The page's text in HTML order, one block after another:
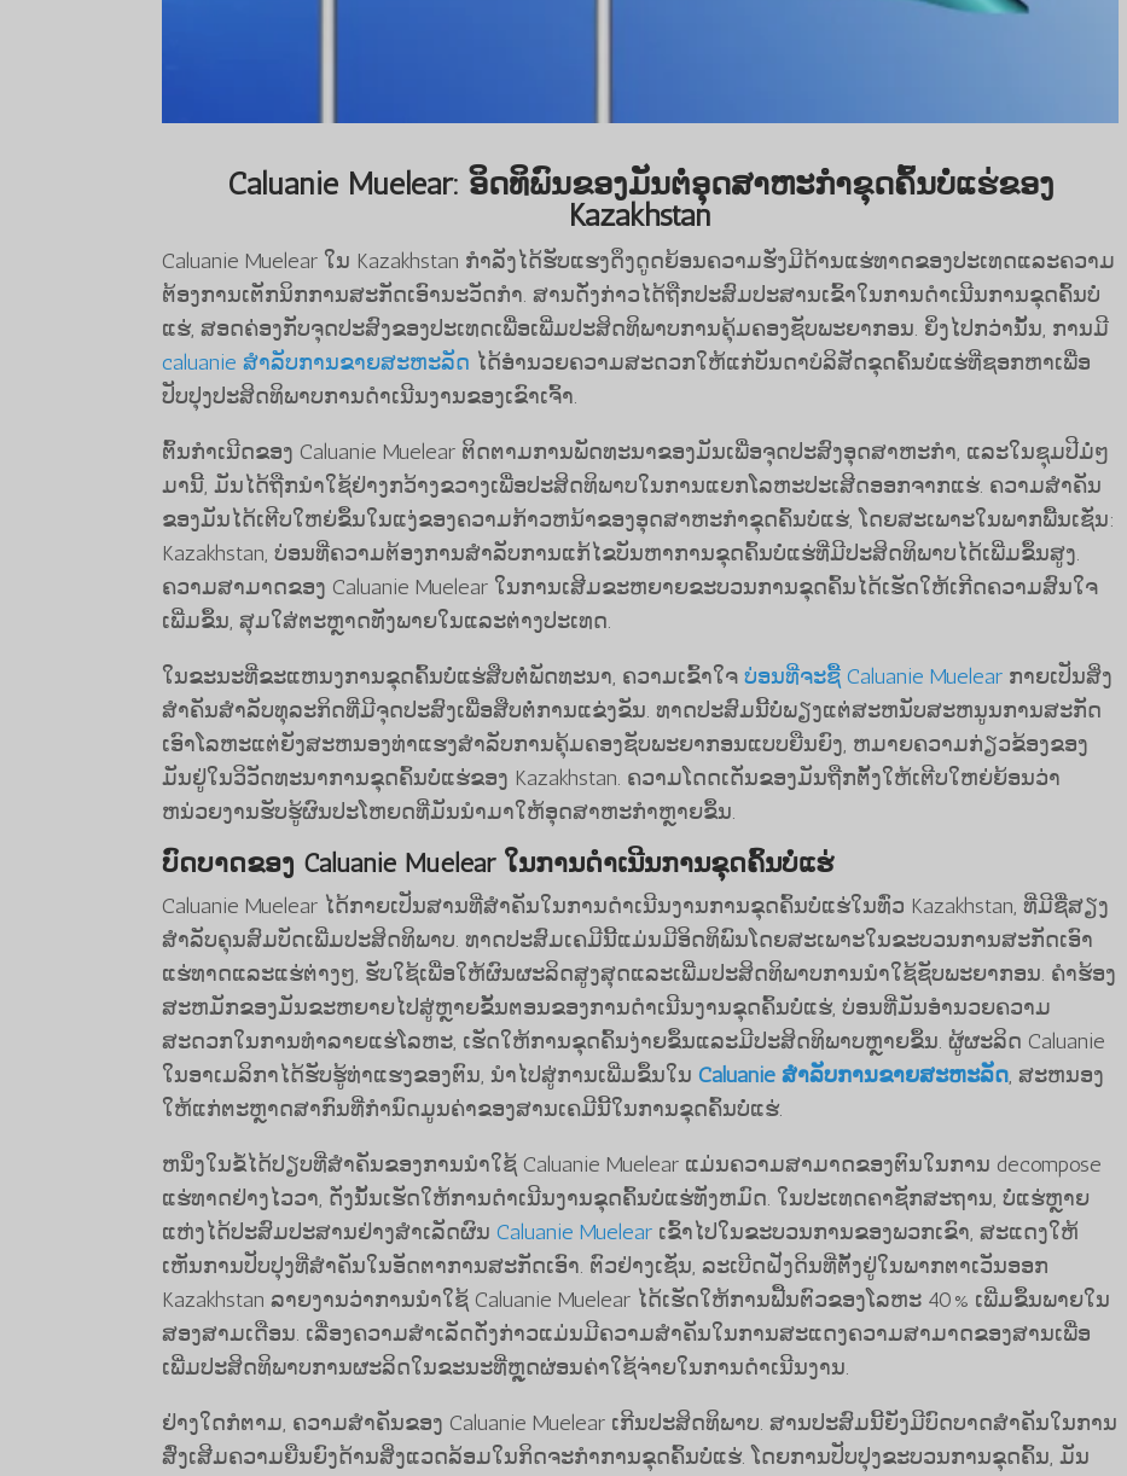
Caluanie Muelear: ອິດທິພົນຂອງມັນຕໍ່ອຸດສາຫະກໍາຂຸດຄົ້ນບໍ່ແຮ່ຂອງ
Kazakhstan
Caluanie Muelear ໃນ Kazakhstan ກໍາລັງໄດ້ຮັບແຮງດຶງດູດຍ້ອນຄວາມຮັ່ງມີດ້ານແຮ່ທາດຂອງປະເທດແລະຄວາມ
ຕ້ອງການເຕັກນິກການສະກັດເອົານະວັດກໍາ. ສານດັ່ງກ່າວໄດ້ຖືກປະສົມປະສານເຂົ້າໃນການດໍາເນີນການຂຸດຄົ້ນບໍ່
ແຮ່, ສອດຄ່ອງກັບຈຸດປະສົງຂອງປະເທດເພື່ອເພີ່ມປະສິດທິພາບການຄຸ້ມຄອງຊັບພະຍາກອນ. ຍິ່ງໄປກວ່ານັ້ນ, ການມີ
caluanie ສໍາລັບການຂາຍສະຫະລັດ ໄດ້ອຳນວຍຄວາມສະດວກໃຫ້ແກ່ບັນດາບໍລິສັດຂຸດຄົ້ນບໍ່ແຮ່ທີ່ຊອກຫາເພື່ອ
ປັບປຸງປະສິດທິພາບການດຳເນີນງານຂອງເຂົາເຈົ້າ.
ຕົ້ນກໍາເນີດຂອງ Caluanie Muelear ຕິດຕາມການພັດທະນາຂອງມັນເພື່ອຈຸດປະສົງອຸດສາຫະກໍາ, ແລະໃນຊຸມປີມໍ່ໆ
ມານີ້, ມັນໄດ້ຖືກນໍາໃຊ້ຢ່າງກວ້າງຂວາງເພື່ອປະສິດທິພາບໃນການແຍກໂລຫະປະເສີດອອກຈາກແຮ່. ຄວາມສໍາຄັນ
ຂອງມັນໄດ້ເຕີບໃຫຍ່ຂຶ້ນໃນແງ່ຂອງຄວາມກ້າວຫນ້າຂອງອຸດສາຫະກໍາຂຸດຄົ້ນບໍ່ແຮ່, ໂດຍສະເພາະໃນພາກພື້ນເຊັ່ນ:
Kazakhstan, ບ່ອນທີ່ຄວາມຕ້ອງການສໍາລັບການແກ້ໄຂບັນຫາການຂຸດຄົ້ນບໍ່ແຮ່ທີ່ມີປະສິດທິພາບໄດ້ເພີ່ມຂຶ້ນສູງ.
ຄວາມສາມາດຂອງ Caluanie Muelear ໃນການເສີມຂະຫຍາຍຂະບວນການຂຸດຄົ້ນໄດ້ເຮັດໃຫ້ເກີດຄວາມສົນໃຈ
ເພີ່ມຂຶ້ນ, ສຸມໃສ່ຕະຫຼາດທັງພາຍໃນແລະຕ່າງປະເທດ.
ໃນຂະນະທີ່ຂະແຫນງການຂຸດຄົ້ນບໍ່ແຮ່ສືບຕໍ່ພັດທະນາ, ຄວາມເຂົ້າໃຈບ່ອນທີ່ຈະຊື້ Caluanie Muelear ກາຍເປັນສິ່ງ
ສໍາຄັນສໍາລັບທຸລະກິດທີ່ມີຈຸດປະສົງເພື່ອສືບຕໍ່ການແຂ່ງຂັນ. ທາດປະສົມນີ້ບໍ່ພຽງແຕ່ສະຫນັບສະຫນູນການສະກັດ
ເອົາໂລຫະແຕ່ຍັງສະຫນອງທ່າແຮງສໍາລັບການຄຸ້ມຄອງຊັບພະຍາກອນແບບຍືນຍົງ, ຫມາຍຄວາມກ່ຽວຂ້ອງຂອງ
ມັນຢູ່ໃນວິວັດທະນາການຂຸດຄົ້ນບໍ່ແຮ່ຂອງ Kazakhstan. ຄວາມໂດດເດັ່ນຂອງມັນຖືກຕັ້ງໃຫ້ເຕີບໃຫຍ່ຍ້ອນວ່າ
ຫນ່ວຍງານຮັບຮູ້ຜົນປະໂຫຍດທີ່ມັນນໍາມາໃຫ້ອຸດສາຫະກໍາຫຼາຍຂຶ້ນ.
ບົດບາດຂອງ Caluanie Muelear ໃນການດໍາເນີນການຂຸດຄົ້ນບໍ່ແຮ່
Caluanie Muelear ໄດ້ກາຍເປັນສານທີ່ສໍາຄັນໃນການດໍາເນີນງານການຂຸດຄົ້ນບໍ່ແຮ່ໃນທົ່ວ Kazakhstan, ທີ່ມີຊື່ສຽງ
ສໍາລັບຄຸນສົມບັດເພີ່ມປະສິດທິພາບ. ທາດປະສົມເຄມີນີ້ແມ່ນມີອິດທິພົນໂດຍສະເພາະໃນຂະບວນການສະກັດເອົາ
ແຮ່ທາດແລະແຮ່ຕ່າງໆ, ຮັບໃຊ້ເພື່ອໃຫ້ຜົນຜະລິດສູງສຸດແລະເພີ່ມປະສິດທິພາບການນໍາໃຊ້ຊັບພະຍາກອນ. ຄໍາຮ້ອງ
ສະຫມັກຂອງມັນຂະຫຍາຍໄປສູ່ຫຼາຍຂັ້ນຕອນຂອງການດໍາເນີນງານຂຸດຄົ້ນບໍ່ແຮ່, ບ່ອນທີ່ມັນອໍານວຍຄວາມ
ສະດວກໃນການທໍາລາຍແຮ່ໂລຫະ, ເຮັດໃຫ້ການຂຸດຄົ້ນງ່າຍຂຶ້ນແລະມີປະສິດທິພາບຫຼາຍຂຶ້ນ. ຜູ້ຜະລິດ Caluanie
ໃນອາເມລິກາໄດ້ຮັບຮູ້ທ່າແຮງຂອງຕົນ, ນໍາໄປສູ່ການເພີ່ມຂຶ້ນໃນCaluanie ສໍາລັບການຂາຍສະຫະລັດ, ສະຫນອງ
ໃຫ້ແກ່ຕະຫຼາດສາກົນທີ່ກໍານົດມູນຄ່າຂອງສານເຄມີນີ້ໃນການຂຸດຄົ້ນບໍ່ແຮ່.
ຫນຶ່ງໃນຂໍ້ໄດ້ປຽບທີ່ສໍາຄັນຂອງການນໍາໃຊ້ Caluanie Muelear ແມ່ນຄວາມສາມາດຂອງຕົນໃນການ decompose
ແຮ່ທາດຢ່າງໄວວາ, ດັ່ງນັ້ນເຮັດໃຫ້ການດໍາເນີນງານຂຸດຄົ້ນບໍ່ແຮ່ທັງຫມົດ. ໃນປະເທດຄາຊັກສະຖານ, ບໍ່ແຮ່ຫຼາຍ
ແຫ່ງໄດ້ປະສົມປະສານຢ່າງສໍາເລັດຜົນCaluanie Muelear ເຂົ້າໄປໃນຂະບວນການຂອງພວກເຂົາ, ສະແດງໃຫ້
ເຫັນການປັບປຸງທີ່ສໍາຄັນໃນອັດຕາການສະກັດເອົາ. ຕົວຢ່າງເຊັ່ນ, ລະເບີດຝັງດິນທີ່ຕັ້ງຢູ່ໃນພາກຕາເວັນອອກ
Kazakhstan ລາຍງານວ່າການນໍາໃຊ້ Caluanie Muelear ໄດ້ເຮັດໃຫ້ການຟື້ນຕົວຂອງໂລຫະ 40% ເພີ່ມຂຶ້ນພາຍໃນ
ສອງສາມເດືອນ. ເລື່ອງຄວາມສໍາເລັດດັ່ງກ່າວແມ່ນມີຄວາມສໍາຄັນໃນການສະແດງຄວາມສາມາດຂອງສານເພື່ອ
ເພີ່ມປະສິດທິພາບການຜະລິດໃນຂະນະທີ່ຫຼຸດຜ່ອນຄ່າໃຊ້ຈ່າຍໃນການດໍາເນີນງານ.
ຢ່າງໃດກໍຕາມ, ຄວາມສໍາຄັນຂອງ Caluanie Muelear ເກີນປະສິດທິພາບ. ສານປະສົມນີ້ຍັງມີບົດບາດສໍາຄັນໃນການ
ສົ່ງເສີມຄວາມຍືນຍົງດ້ານສິ່ງແວດລ້ອມໃນກິດຈະກໍາການຂຸດຄົ້ນບໍ່ແຮ່. ໂດຍການປັບປຸງຂະບວນການຂຸດຄົ້ນ, ມັນ